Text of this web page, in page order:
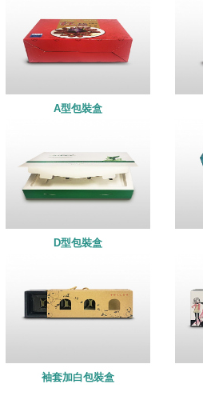
A型包裝盒
D型包裝盒
袖套加白包裝盒